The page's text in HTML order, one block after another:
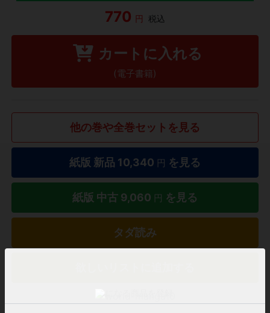
770 円 税込
カートに入れる
(電子書籍)
他の巻や全巻セットを見る
紙版 新品 10,340 円 を見る
紙版 中古 9,060 円 を見る
タダ読み